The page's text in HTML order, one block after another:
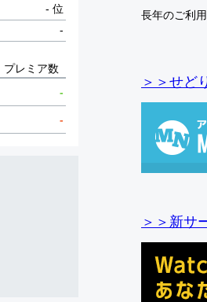
長年のご利
＞＞せど
＞＞新サ
-位
-
プレミア数
-
-